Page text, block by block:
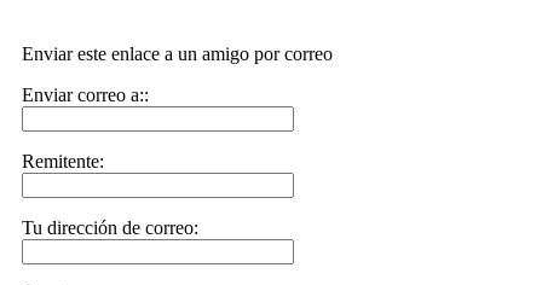
Enviar este enlace a un amigo por correo
Enviar correo a::
Remitente:
Tu dirección de correo: